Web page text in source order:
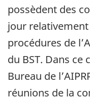
possèdent des
jour
procédures de
du BST. Dans
Bureau de
réunions de la